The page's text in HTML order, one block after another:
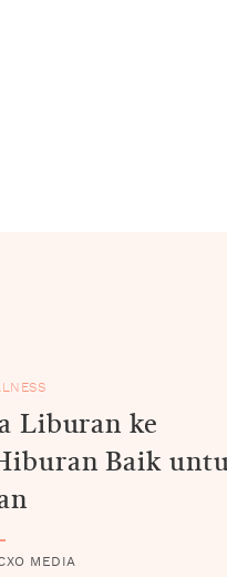
Liburan ke
Baik
MEDIA